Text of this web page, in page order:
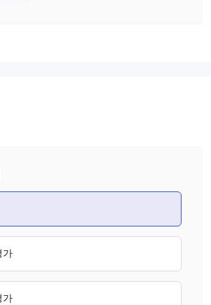
은 유리하게 작용할 수도 있고 그 반대로 작
가
가